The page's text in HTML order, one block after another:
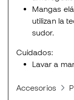
Mangas
utilizan la
sudor.
Cuidados:
Lavar a
Accesorios